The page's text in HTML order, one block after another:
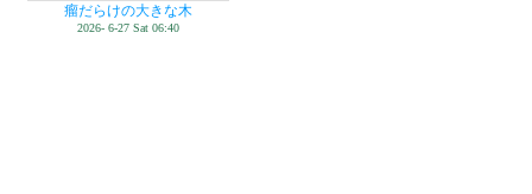
瘤だらけの大きな木
2026- 6-27 Sat 06:40